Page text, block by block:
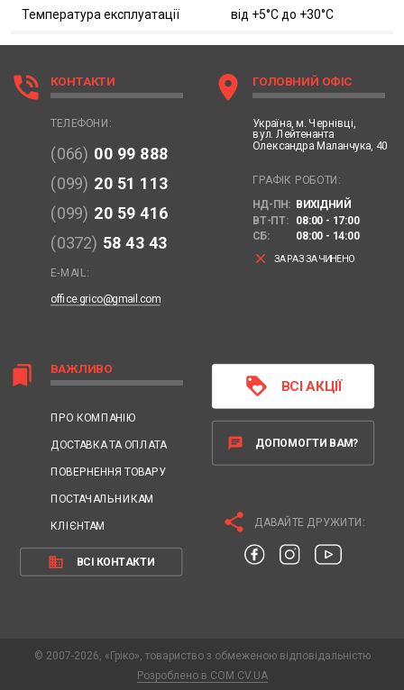
Температура експлуатації від +5°C до +30°C
bookmarks ВАЖЛИВО
ПРО КОМПАНІЮ
ДОСТАВКА ТА ОПЛАТА
ПОВЕРНЕННЯ ТОВАРУ
ПОСТАЧАЛЬНИКАМ
КЛІЄНТАМ
business ВСІ КОНТАКТИ
phone_in_talk КОНТАКТИ
ТЕЛЕФОНИ:
(066) 00 99 888
(099) 20 51 113
(099) 20 59 416
(0372) 58 43 43
E-MAIL:
office.grico@gmail.com
location_on ГОЛОВНИЙ ОФІС
Україна, м. Чернівці,
вул. Лейтенанта
Олександра Маланчука, 40
ГРАФІК РОБОТИ:
НД-ПН: ВИХІДНИЙ
ВТ-ПТ:
08:00 - 17:00
СБ:
08:00 - 14:00
clear ЗАРАЗ ЗАЧИНЕНО
loyalty ВСІ АКЦІЇ
chat ДОПОМОГТИ ВАМ?
share ДАВАЙТЕ ДРУЖИТИ:
© 2007-2026, «Гріко», товариство з обмеженою відповідальністю
Розроблено в COM.CV.UA